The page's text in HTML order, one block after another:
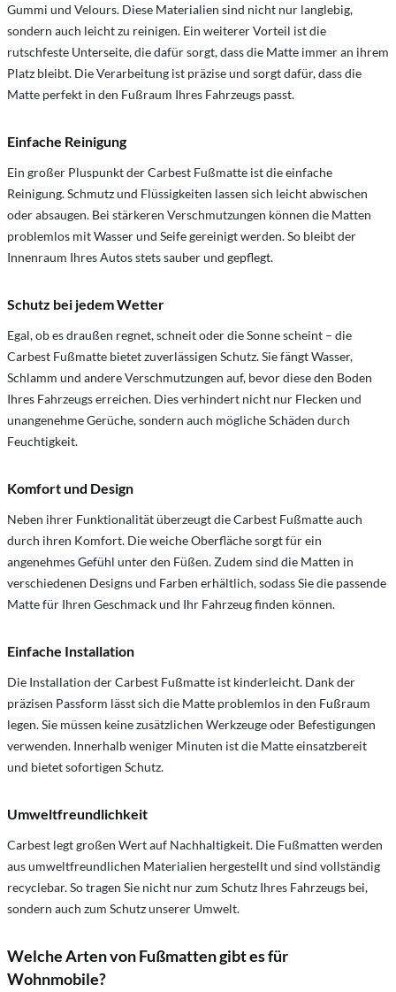
Gummi und Velours. Diese Materialien sind nicht nur langlebig,
sondern auch leicht zu reinigen. Ein weiterer Vorteil ist die
rutschfeste Unterseite, die dafür sorgt, dass die Matte immer an ihrem
Platz bleibt. Die Verarbeitung ist präzise und sorgt dafür, dass die
Matte perfekt in den Fußraum Ihres Fahrzeugs passt.
Einfache Reinigung
Ein großer Pluspunkt der Carbest Fußmatte ist die einfache
Reinigung. Schmutz und Flüssigkeiten lassen sich leicht abwischen
oder absaugen. Bei stärkeren Verschmutzungen können die Matten
problemlos mit Wasser und Seife gereinigt werden. So bleibt der
Innenraum Ihres Autos stets sauber und gepflegt.
Schutz bei jedem Wetter
Egal, ob es draußen regnet, schneit oder die Sonne scheint – die
Carbest Fußmatte bietet zuverlässigen Schutz. Sie fängt Wasser,
Schlamm und andere Verschmutzungen auf, bevor diese den Boden
Ihres Fahrzeugs erreichen. Dies verhindert nicht nur Flecken und
unangenehme Gerüche, sondern auch mögliche Schäden durch
Feuchtigkeit.
Komfort und Design
Neben ihrer Funktionalität überzeugt die Carbest Fußmatte auch
durch ihren Komfort. Die weiche Oberfläche sorgt für ein
angenehmes Gefühl unter den Füßen. Zudem sind die Matten in
verschiedenen Designs und Farben erhältlich, sodass Sie die passende
Matte für Ihren Geschmack und Ihr Fahrzeug finden können.
Einfache Installation
Die Installation der Carbest Fußmatte ist kinderleicht. Dank der
präzisen Passform lässt sich die Matte problemlos in den Fußraum
legen. Sie müssen keine zusätzlichen Werkzeuge oder Befestigungen
verwenden. Innerhalb weniger Minuten ist die Matte einsatzbereit
und bietet sofortigen Schutz.
Umweltfreundlichkeit
Carbest legt großen Wert auf Nachhaltigkeit. Die Fußmatten werden
aus umweltfreundlichen Materialien hergestellt und sind vollständig
recyclebar. So tragen Sie nicht nur zum Schutz Ihres Fahrzeugs bei,
sondern auch zum Schutz unserer Umwelt.
Welche Arten von Fußmatten gibt es für
Wohnmobile?